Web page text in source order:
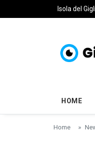
Skip to main content
Isola del
HOME
Home